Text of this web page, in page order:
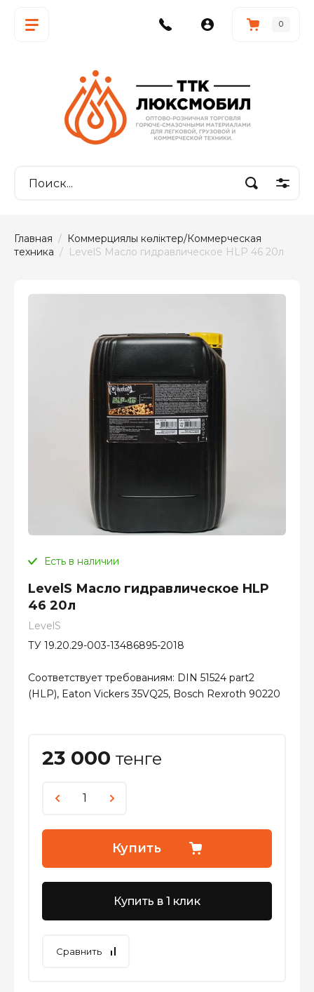
0
Главная / Коммерциялық көліктер/Коммерческая
техника /  LevelS Масло гидравлическое HLP 46 20л
Есть в наличии
LevelS Масло гидравлическое HLP
46 20л
LevelS
ТУ 19.20.29-003-13486895-2018
Соответствует требованиям: DIN 51524 part2
(HLP), Eaton Vickers 35VQ25, Bosch Rexroth 90220
23 000 тенге
Купить
Купить в 1 клик
Сравнить